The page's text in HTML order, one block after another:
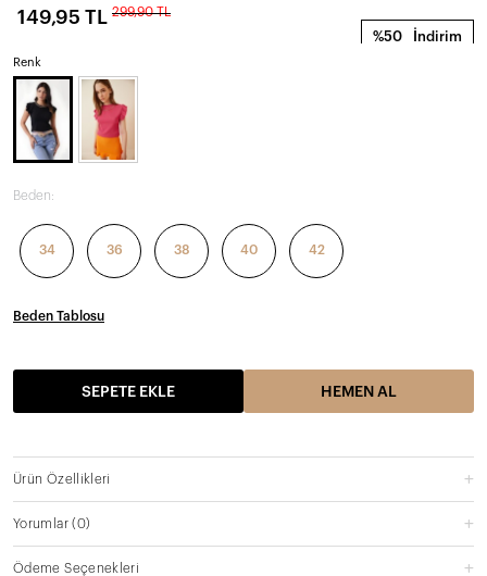
%50 İndirim
149,95 TL 299,90 TL
Renk
Beden:
34 36 38 40 42
Beden Tablosu
SEPETE EKLE HEMEN AL
Ürün Özellikleri
Yorumlar(0)
Ödeme Seçenekleri